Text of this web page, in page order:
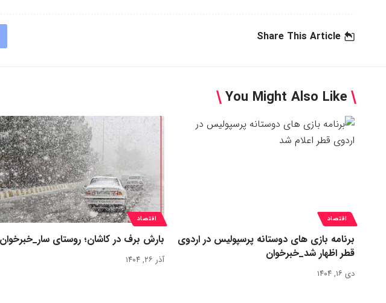
Share This Article
You Might Also Like
اقتصاد
برنامه بازی های دوستانه پرسپولیس در اردوی
قطر اظهار شد_خبرخوان
دی ۱۶, ۱۴۰۴
اقتصاد
بارش برف در کاشان؛ روستای سار_خبرخوان
آذر ۲۶, ۱۴۰۴